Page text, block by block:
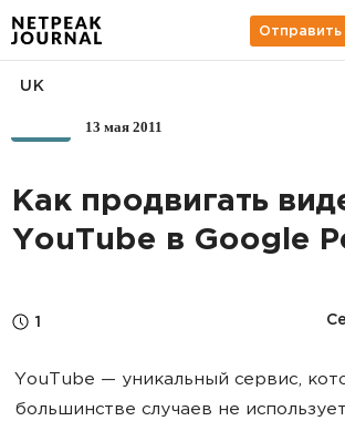
Отправить
13 мая 2011
UK
Как продвигать
YouTube в Google
1
YouTube — уникальный сервис,
большинстве случаев не